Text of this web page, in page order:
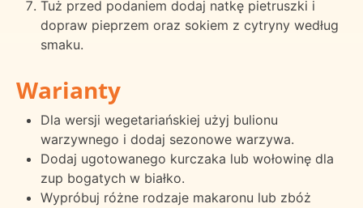
Tuż przed podaniem dodaj natkę pietruszki i
dopraw pieprzem oraz sokiem z cytryny według
smaku.
Warianty
Dla wersji wegetariańskiej użyj bulionu
warzywnego i dodaj sezonowe warzywa.
Dodaj ugotowanego kurczaka lub wołowinę dla
zup bogatych w białko.
Wypróbuj różne rodzaje makaronu lub zbóż